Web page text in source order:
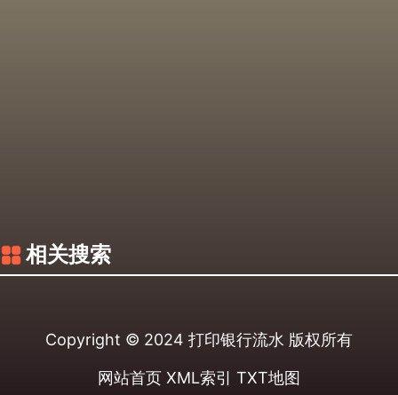
相关搜索
Copyright © 2024 打印银行流水 版权所有
网站首页 XML索引 TXT地图